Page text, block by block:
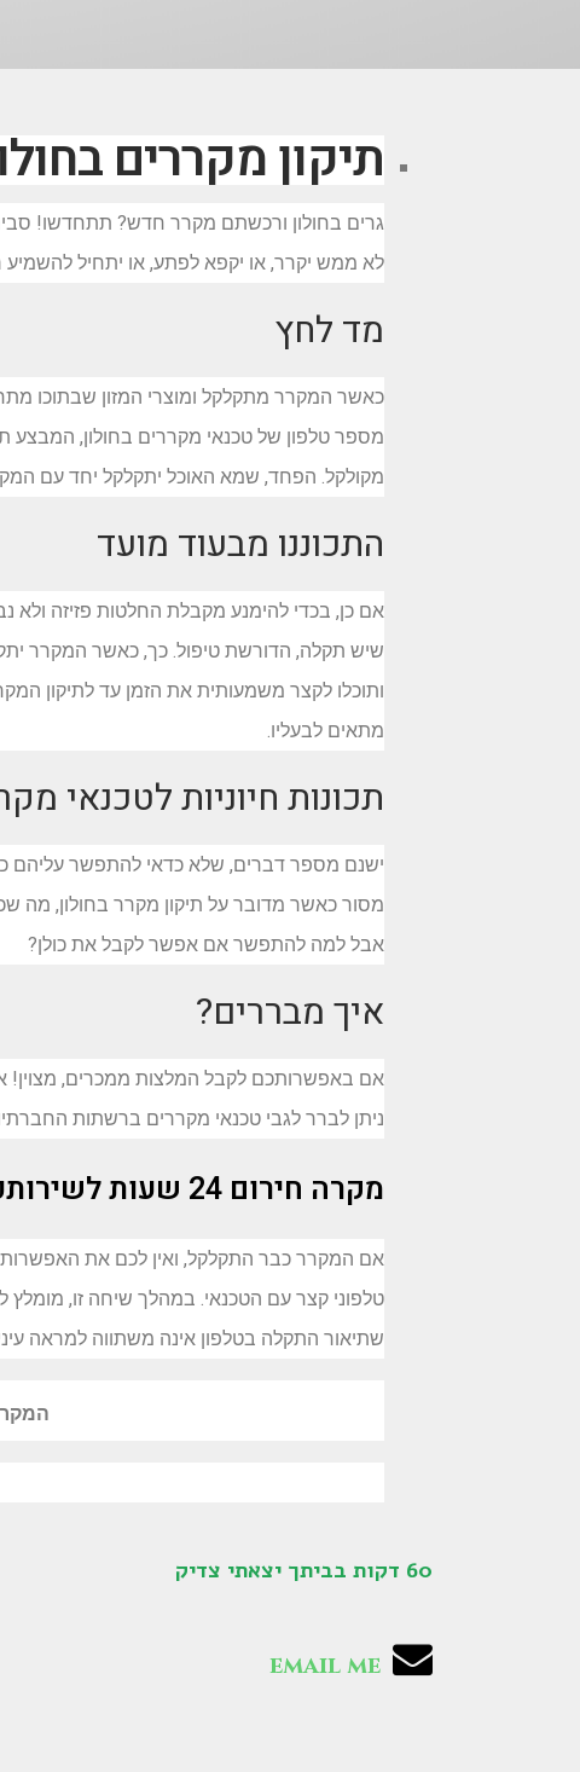
תיקון מקררים
גרים בחולון ורכשתם מקרר חדש? תתחדשו!
לא ממש יקרר, או יקפא לפתע, או יתחיל להשמיע
מד לחץ
כאשר המקרר מתקלקל ומוצרי המזון שבתוכו
מספר טלפון של טכנאי מקררים בחולון, המבצע
מקולקל. הפחד, שמא האוכל יתקלקל יחד עם
התכוננו מבעוד מועד
אם כן, בכדי להימנע מקבלת החלטות פזיזה ולא
שיש תקלה, הדורשת טיפול. כך, כאשר המקרר
ותוכלו לקצר משמעותית את הזמן עד לתיקון
מתאים לבעליו.
תכונות חיוניות לטכנאי
ישנם מספר דברים, שלא כדאי להתפשר עליהם
מסור כאשר מדובר על תיקון מקרר בחולון, מה
אבל למה להתפשר אם אפשר לקבל את כולן?
איך מבררים?
אם באפשרותכם לקבל המלצות ממכרים, מצוין!
ניתן לברר לגבי טכנאי מקררים ברשתות
מקרה חירום 24 שעות לשירותכם
אם המקרר כבר התקלקל, ואין לכם את האפשרות
טלפוני קצר עם הטכנאי. במהלך שיחה זו,
שתיאור התקלה בטלפון אינה משתווה למראה
60 דקות בביתך יצאתי צדיק
email me